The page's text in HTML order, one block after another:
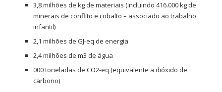
3,8 milhões de kg de materiais (incluindo 416.000 kg de
minerais de conflito e cobalto – associado ao trabalho
infantil)
2,1 milhões de GJ-eq de energia
2,4 milhões de m3 de água
000 toneladas de CO2-eq (equivalente a dióxido de
carbono)